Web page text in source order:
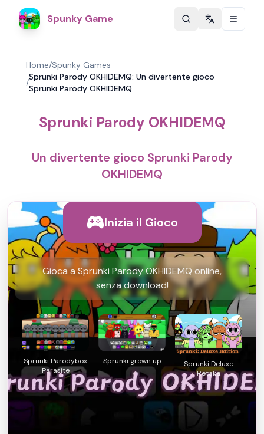
Spunky Game Change
Home/Spunky Games
/
Sprunki Parody OKHIDEMQ: Un divertente gioco
Sprunki Parody OKHIDEMQ
Sprunki Parody OKHIDEMQ
Un divertente gioco Sprunki Parody
OKHIDEMQ
Inizia il Gioco
Gioca a Sprunki Parody OKHIDEMQ online,
senza download!
Sprunki Parodybox
Parasite
Sprunki grown up
Sprunki Deluxe
Retake